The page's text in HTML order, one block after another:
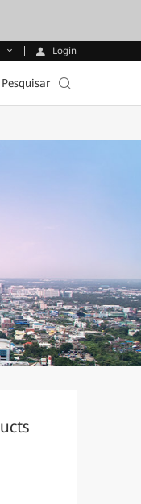
Login
Pesquisar